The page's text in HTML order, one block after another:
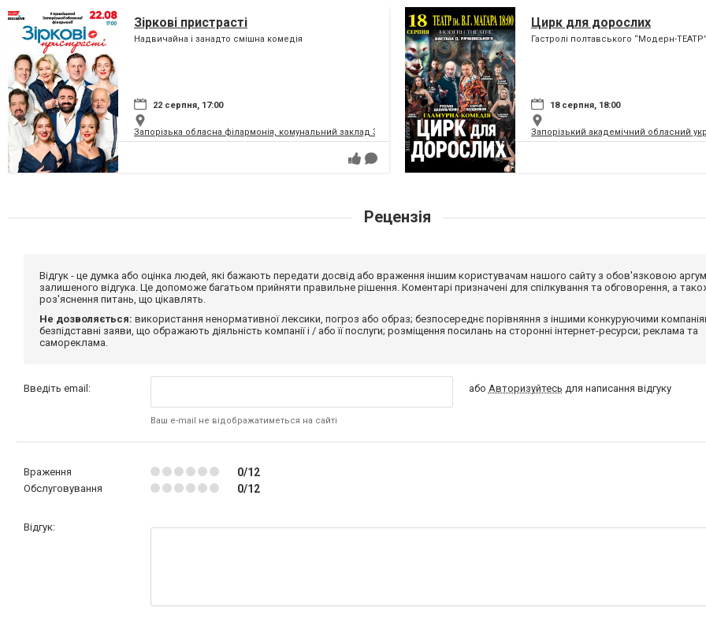
Зіркові пристрасті
Надвичайна і занадто смішна комедія
22 серпня, 17:00
Запорізька обласна філармонія, комунальний заклад Запорізької обласної ради
Цирк для дорослих
Гастролі полтавського “Модерн-
18 серпня, 18:00
Запорізький академічний обласний
Рецензія
Відгук - це думка або оцінка людей, які бажають передати досвід або враження іншим користувачам нашого сайту з обов'язковою
залишеного відгука. Це допоможе багатьом прийняти правильне рішення. Коментарі призначені для спілкування та обговорення, а
роз'яснення питань, що цікавлять.
Не дозволяється: використання ненормативної лексики, погроз або образ; безпосереднє порівняння з іншими конкуруючими
безпідставні заяви, що ображають діяльність компанії і / або її послуги; розміщення посилань на сторонні інтернет-ресурси; реклама та
самореклама.
Введіть email:
Ваш e-mail не відображатиметься на сайті
або Авторизуйтесь для написання відгуку
Враження 0/12
Обслуговування 0/12
Відгук: